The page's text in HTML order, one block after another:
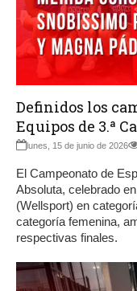
Definidos los
Equipos de 3.ª
lunes, 15 de junio de 2026
El Campeonato de
Absoluta, celebrado
(Wellsport) en
categoría femenina,
respectivas finales.